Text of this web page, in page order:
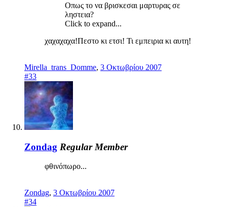
Οπως το να βρισκεσαι μαρτυρας σε
ληστεια?
Click to expand...
χαχαχαχα!Πεστο κι ετσι! Τι εμπειρια κι αυτη!
Mirella_trans_Domme, 3 Οκτωβρίου 2007
#33
Zondag Regular Member
φθινόπωρο...
Zondag, 3 Οκτωβρίου 2007
#34